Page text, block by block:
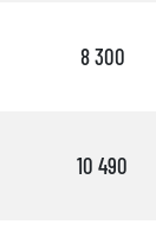
8 300
10 490